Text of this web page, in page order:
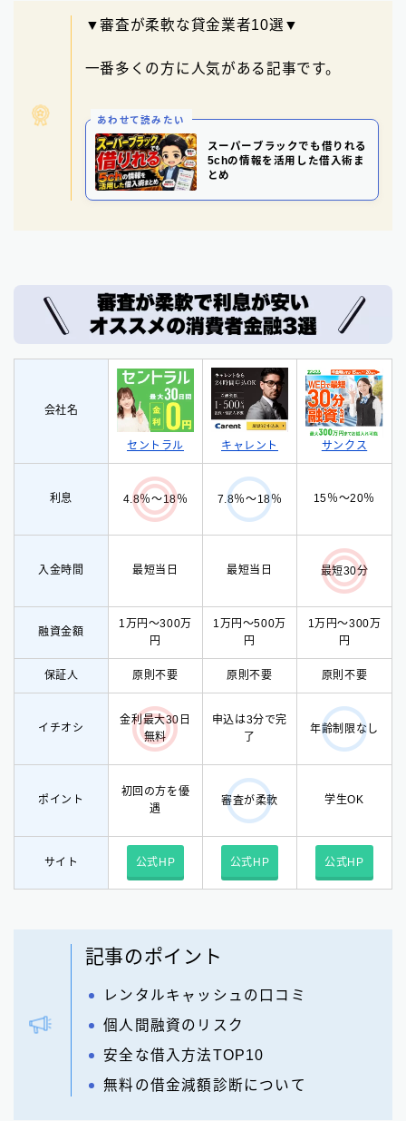
▼審査が柔軟な貸金業者10選▼
一番多くの方に人気がある記事です。
あわせて読みたい
スーパーブラックでも借りれる
5chの情報を活用した借入術ま
とめ
会社名
セントラル キャレント サンクス
利息 4.8％〜18％ 7.8％〜18％ 15％〜20％
入金時間 最短当日 最短当日 最短30分
融資金額
1万円〜300万
円
1万円〜500万
円
1万円〜300万
円
保証人 原則不要 原則不要 原則不要
イチオシ
金利最大30日
無料
申込は3分で完
了
年齢制限なし
ポイント
初回の方を優
遇
審査が柔軟 学生OK
サイト 公式HP 公式HP 公式HP
記事のポイント
レンタルキャッシュの口コミ
個人間融資のリスク
安全な借入方法TOP10
無料の借金減額診断について